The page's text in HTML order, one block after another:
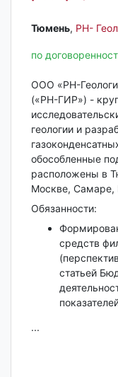
Тюмень‎, РН-
по
ООО «РН-
(«РН-ГИР») -
геологии и
обособленные
расположены в
Москве, Самаре,
Обязанности:
средств
статьей
...